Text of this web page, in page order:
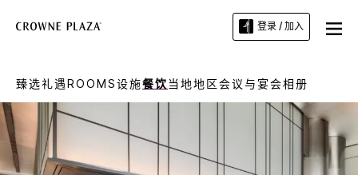
登录 / 加入
臻选礼遇ROOMS设施餐饮当地地区会议与宴会相册